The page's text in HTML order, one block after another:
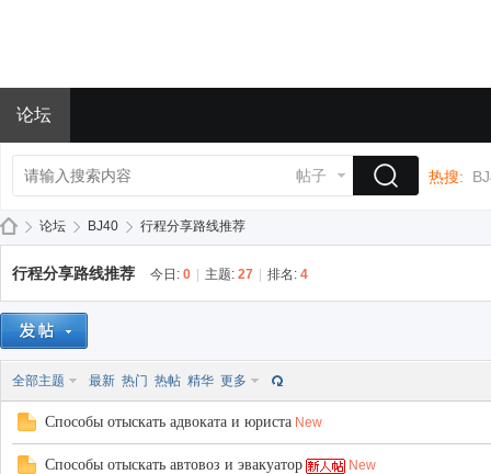
论坛
帖子 热搜:
BJ »
论坛 BJ40 行程分享路线推荐
行程分享路线推荐 今日: 0 主题: 27 排名: 4
全部主题 最新 热门 热帖 精华 更多
Способы отыскать адвоката и юриста New
Способы отыскать автовоз и эвакуатор New